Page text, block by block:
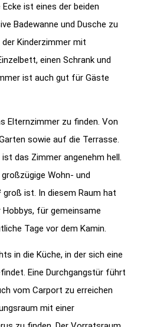
ist eines der beiden
Badewanne und Dusche zu
Kinderzimmer mit
einen Schrank und
ist auch gut für Gäste
Elternzimmer zu finden. Von
sowie auf die Terrasse.
das Zimmer angenehm hell.
Wohn- und
ist. In diesem Raum hat
für gemeinsame
Tage vor dem Kamin.
in die Küche, in der sich eine
Eine Durchgangstür führt
vom Carport zu erreichen
mit einer